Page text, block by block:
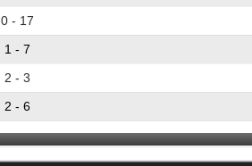
0 - 17
1 - 7
2 - 3
2 - 6